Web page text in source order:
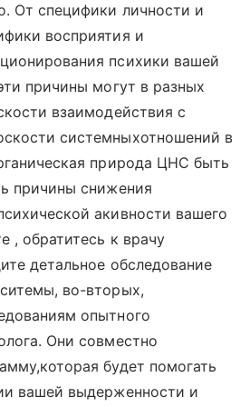
От специфики личности и
восприятия и
психики вашей
причины могут в разных
взаимодействия с
системныхотношений в
природа ЦНС быть
причины снижения
акивности вашего
, обратитесь к врачу
детальное обследование
во-вторых,
опытного
Они совместно
будет помогать
вашей выдерженности и